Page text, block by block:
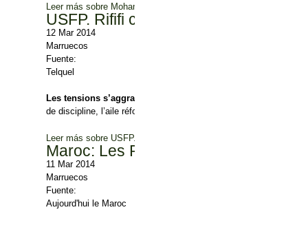
Leer más sobre Mohamed Sajid accusé d’abus de pouvoir
USFP. Rififi chez les ittihadis
12 Mar 2014
Marruecos
Fuente:
Telquel
Les tensions s’aggravent entre Driss Lachgar,
de discipline, l’aile réformatrice s’organise.
Leer más sobre USFP. Rififi chez les ittihadis
Maroc: Les Présidents des
11 Mar 2014
Marruecos
Fuente:
Aujourd'hui le Maroc